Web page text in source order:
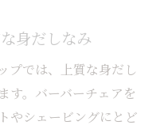
身だしなみ
プでは、上質な身だし
す。バーバーチェアを
やシェービングにとど